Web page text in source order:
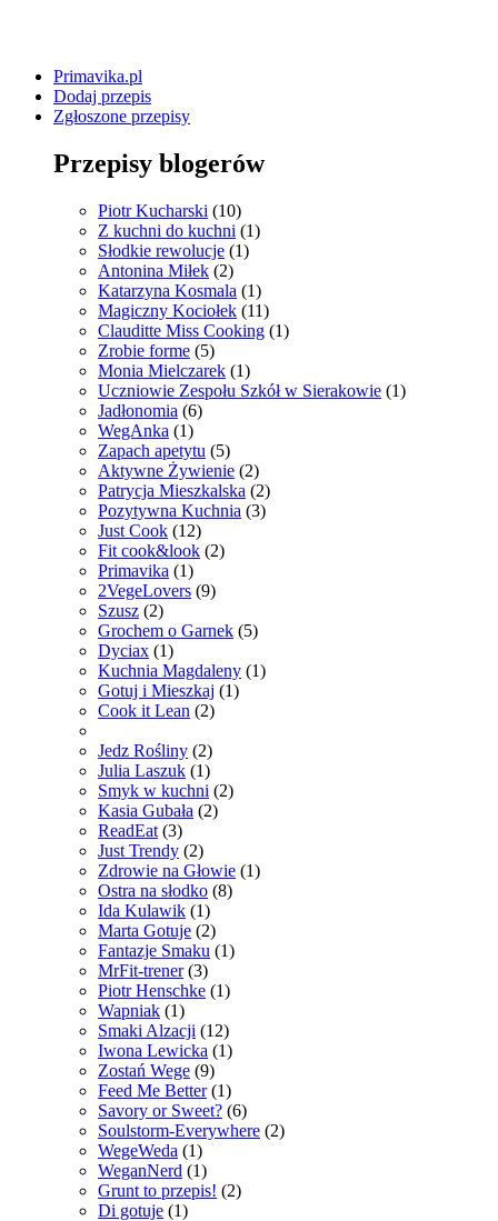
Primavika.pl
Dodaj przepis
Zgłoszone przepisy
Przepisy blogerów
Piotr Kucharski (10)
Z kuchni do kuchni (1)
Słodkie rewolucje (1)
Antonina Miłek (2)
Katarzyna Kosmala (1)
Magiczny Kociołek (11)
Clauditte Miss Cooking (1)
Zrobie forme (5)
Monia Mielczarek (1)
Uczniowie Zespołu Szkół w Sierakowie (1)
Jadłonomia (6)
WegAnka (1)
Zapach apetytu (5)
Aktywne Żywienie (2)
Patrycja Mieszkalska (2)
Pozytywna Kuchnia (3)
Just Cook (12)
Fit cook&look (2)
Primavika (1)
2VegeLovers (9)
Szusz (2)
Grochem o Garnek (5)
Dyciax (1)
Kuchnia Magdaleny (1)
Gotuj i Mieszkaj (1)
Cook it Lean (2)
Jedz Rośliny (2)
Julia Laszuk (1)
Smyk w kuchni (2)
Kasia Gubała (2)
ReadEat (3)
Just Trendy (2)
Zdrowie na Głowie (1)
Ostra na słodko (8)
Ida Kulawik (1)
Marta Gotuje (2)
Fantazje Smaku (1)
MrFit-trener(3)
Piotr Henschke (1)
Wapniak (1)
Smaki Alzacji (12)
Iwona Lewicka (1)
Zostań Wege (9)
Feed Me Better(1)
Savory or Sweet? (6)
Soulstorm-Everywhere (2)
WegeWeda (1)
WeganNerd (1)
Grunt to przepis! (2)
Di gotuje (1)